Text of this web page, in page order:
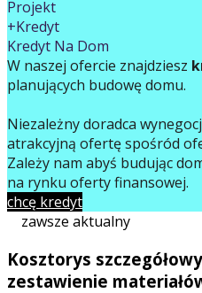
Projekt
+Kredyt
Kredyt Na Dom
W naszej ofercie znajdziesz
planujących budowę domu.
Niezależny doradca
atrakcyjną ofertę spośród
Zależy nam abyś budując
na rynku oferty finansowej.
chcę kredyt
zawsze aktualny
Kosztorys szczegółowy
zestawienie